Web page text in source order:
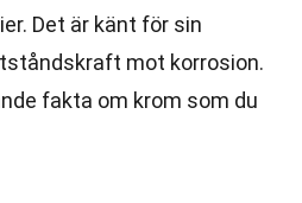
Det är känt för sin
mot korrosion.
fakta om krom som du